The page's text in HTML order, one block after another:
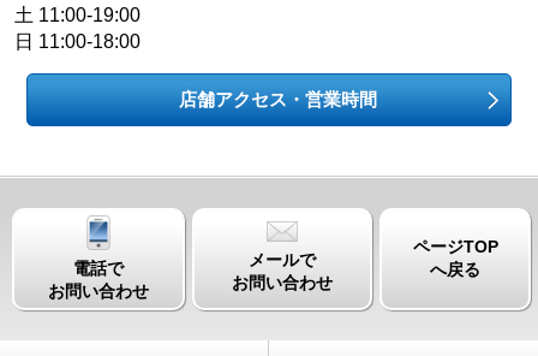
土 11:00-19:00
日 11:00-18:00
店舗アクセス・営業時間
電話で
お問い合わせ
メールで
お問い合わせ
ページTOP
へ戻る